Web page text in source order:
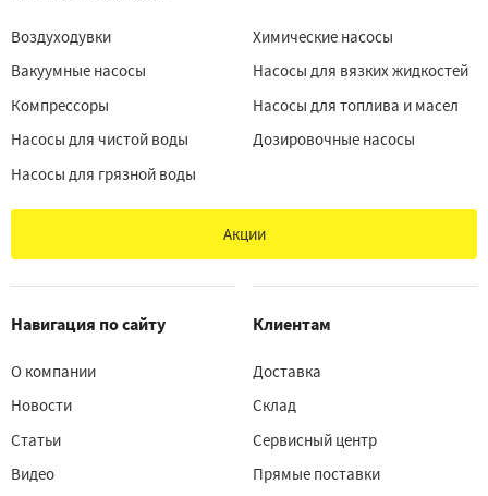
Воздуходувки
Вакуумные насосы
Компрессоры
Насосы для чистой воды
Насосы для грязной воды
Химические насосы
Насосы для вязких жидкостей
Насосы для топлива и масел
Дозировочные насосы
Акции
Навигация по сайту
О компании
Новости
Статьи
Видео
Клиентам
Доставка
Склад
Сервисный центр
Прямые поставки